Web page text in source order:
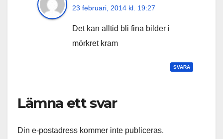
23 februari, 2014 kl. 19:27
Det kan alltid bli fina bilder i
mörkret kram
SVARA
Lämna ett svar
Din e-postadress kommer inte publiceras.